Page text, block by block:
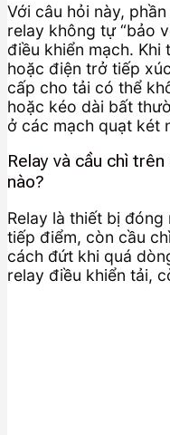
Với câu hỏi này,
relay không tự “bảo
điều khiển mạch.
hoặc điện trở tiếp
cấp cho tải có thể
hoặc kéo dài bất
ở các mạch quạt két
Relay và cầu chì
nào?
Relay là thiết bị
tiếp điểm, còn cầu
cách đứt khi quá
relay điều khiển tải,